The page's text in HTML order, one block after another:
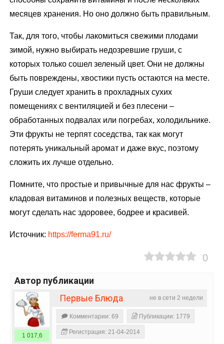
месяцев хранения. Но оно должно быть правильным.
Так, для того, чтобы лакомиться свежими плодами
зимой, нужно выбирать недозревшие груши, с
которых только сошел зеленый цвет. Они не должны
быть повреждены, хвостики пусть остаются на месте.
Груши следует хранить в прохладных сухих
помещениях с вентиляцией и без плесени –
обработанных подвалах или погребах, холодильнике.
Эти фрукты не терпят соседства, так как могут
потерять уникальный аромат и даже вкус, поэтому
сложить их лучше отдельно.
Помните, что простые и привычные для нас фрукты –
кладовая витаминов и полезных веществ, которые
могут сделать нас здоровее, бодрее и красивей.
Источник: https://ferma91.ru/
0
Автор публикации
не в сети 2 недели
Первые Блюда
1 017,6
Комментарии: 69 Публикации: 1779
Регистрация: 21-04-2014